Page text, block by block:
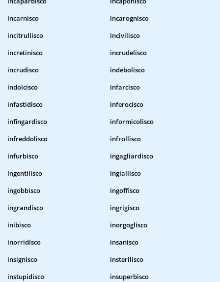
incarnisco
incarognisco
incitrullisco
incivilisco
incretinisco
incrudelisco
incrudisco
indebolisco
indolcisco
infarcisco
infastidisco
inferocisco
infingardisco
informicolisco
infreddolisco
infrollisco
infurbisco
ingagliardisco
ingentilisco
ingiallisco
ingobbisco
ingoffisco
ingrandisco
ingrigisco
inibisco
inorgoglisco
inorridisco
insanisco
insignisco
insterilisco
instupidisco
insuperbisco